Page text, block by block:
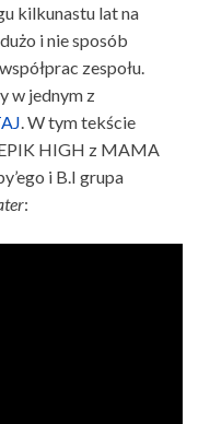
kilkunastu lat na
i nie sposób
zespołu.
w jednym z
. W tym tekście
HIGH z MAMA
i B.I grupa
: